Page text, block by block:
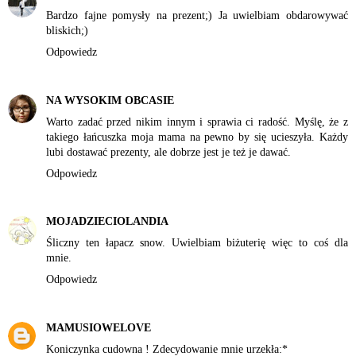
Bardzo fajne pomysły na prezent;) Ja uwielbiam obdarowywać
bliskich;)
Odpowiedz
NA WYSOKIM OBCASIE
Warto zadać przed nikim innym i sprawia ci radość. Myślę, że z
takiego łańcuszka moja mama na pewno by się ucieszyła. Każdy
lubi dostawać prezenty, ale dobrze jest je też je dawać.
Odpowiedz
MOJADZIECIOLANDIA
Śliczny ten łapacz snow. Uwielbiam biżuterię więc to coś dla
mnie.
Odpowiedz
MAMUSIOWELOVE
Koniczynka cudowna ! Zdecydowanie mnie urzekła:*